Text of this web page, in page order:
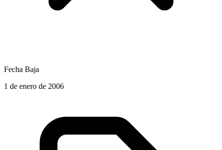
Fecha Baja
1 de enero de 2006